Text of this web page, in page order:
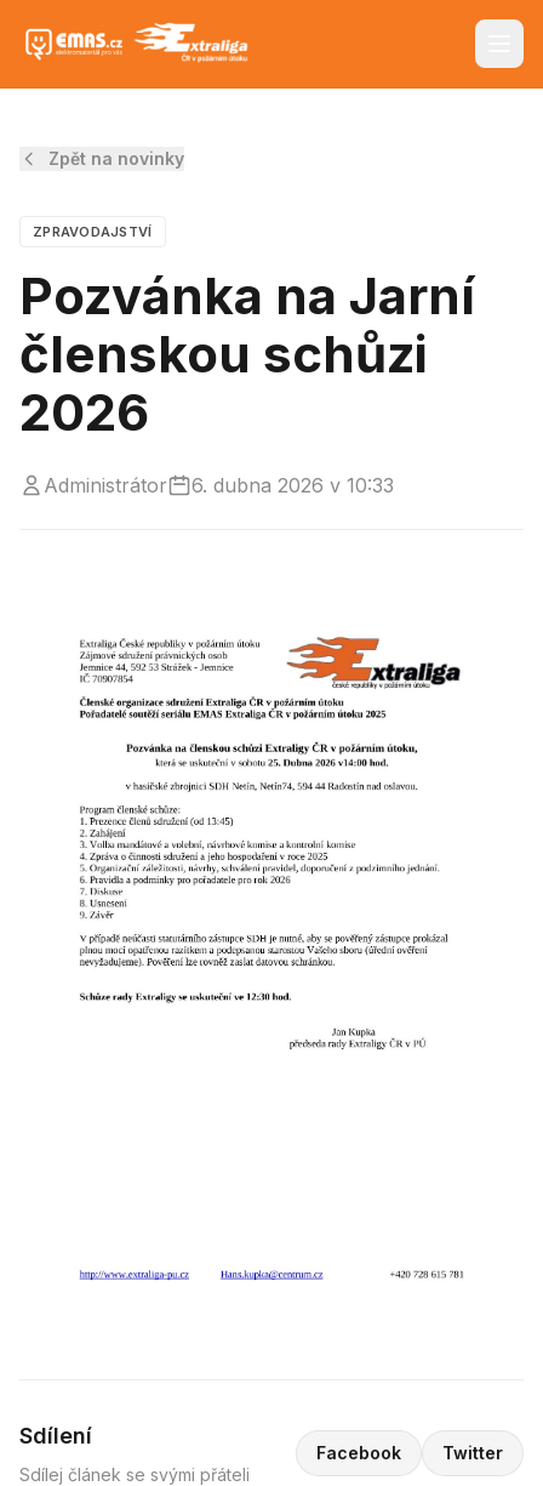
Zpět na novinky
ZPRAVODAJSTVÍ
Pozvánka na Jarní
členskou schůzi
2026
Administrátor 6. dubna 2026 v 10:33
Sdílení
Sdílej článek se svými přáteli
Facebook Twitter